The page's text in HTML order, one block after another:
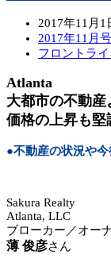
2017年11月1
2017年11月
フロントラ
Atlanta
大都市の不動
価格の上昇も
●不動産の状況や
Sakura Realty
Atlanta, LLC
ブローカー／オー
薄 俊彦さん